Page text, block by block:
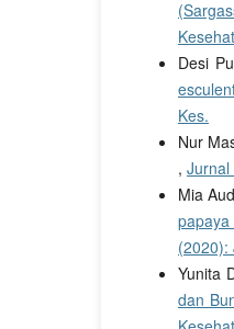
Desi
Kes.
Nur
, Jurnal
Mia
(2020):
Yunita
dan